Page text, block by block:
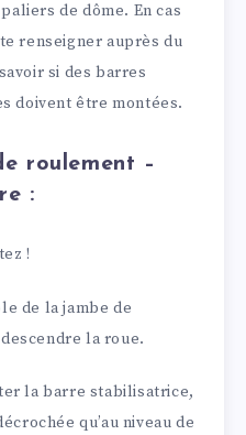
de dôme. En cas
renseigner auprès du
si des barres
doivent être montées.
roulement –
:
!
de la jambe de
la roue.
la barre stabilisatrice,
qu’au niveau de